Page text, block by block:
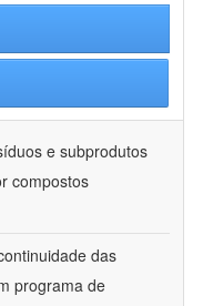
e subprodutos
compostos
das
programa de